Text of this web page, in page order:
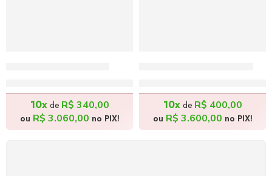
10xde R$ 340,00
ou R$ 3.060,00 no PIX!
10xde R$ 400,00
ou R$ 3.600,00 no PIX!